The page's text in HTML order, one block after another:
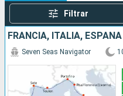
Filtrar
FRANCIA, ITALIA, ESPAÑA
Seven Seas Navigator